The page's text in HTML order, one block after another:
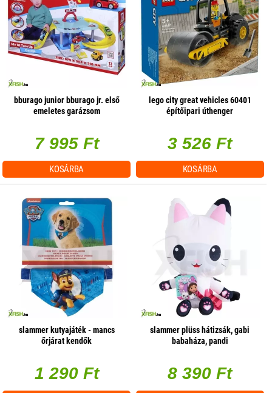
bburago junior bburago jr. első
emeletes garázsom
7 995 Ft
KOSÁRBA
lego city great vehicles 60401
építőipari úthenger
3 526 Ft
KOSÁRBA
slammer kutyajáték - mancs
őrjárat kendők
1 290 Ft
slammer plüss hátizsák, gabi
babaháza, pandi
8 390 Ft